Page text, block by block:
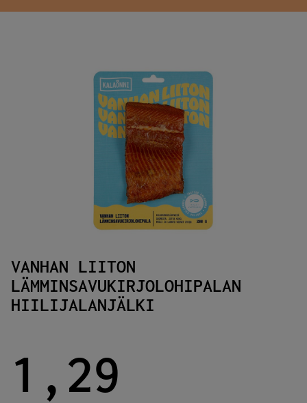
VANHAN LIITON
LÄMMINSAVUKIRJOLOHIPALAN
HIILIJALANJÄLKI
1,29